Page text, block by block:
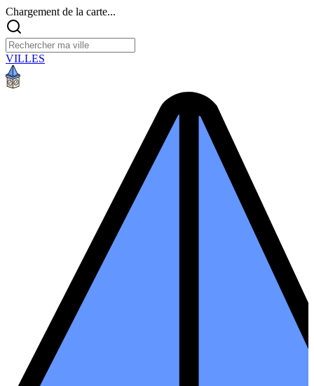
Chargement de la carte...
VILLES